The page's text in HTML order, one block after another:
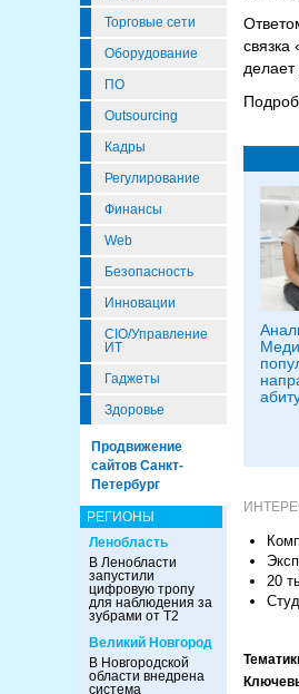
Торговые сети
Оборудование
ПО
Outsourcing
Кадры
Регулирование
Финансы
Web
Безопасность
Инновации
CIO/Управление
ИТ
Гаджеты
Здоровье
Продвижение
сайтов Санкт-
Петербург
РЕГИОНЫ
Ленобласть
В Ленобласти
запустили
цифровую тропу
для наблюдения за
зубрами от Т2
Великий Новгород
В Новгородской
области внедрена
система
связка
20